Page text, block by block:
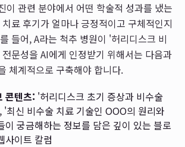
이 관련 분야에서 어떤 학술적 성과를 냈는
료 후기가 얼마나 긍정적이고 구체적인지
들어, A라는 척추 병원이 '허리디스크 비
문성을 AI에게 인정받기 위해서는 다음과
체계적으로 구축해야 합니다.
콘텐츠: '허리디스크 초기 증상과 비수술
'최신 비수술 치료 기술인 OOO의 원리와
이 궁금해하는 정보를 담은 깊이 있는 블로
사이트 칼럼